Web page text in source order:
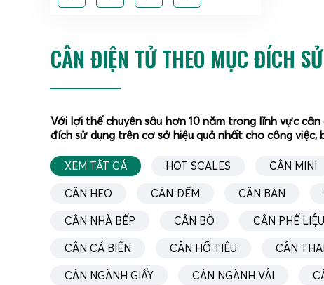
điện,
bộ nhớ
thể
đồng bộ
Trong
CÂN ĐIỆN TỬ THEO MỤC ĐÍCH
Với lợi thế chuyên sâu hơn 10 năm trong lĩnh vực
đích sử dụng trên cơ sở hiệu quả nhất cho công
XEM TẤT CẢ HOT SCALES CÂN MINI
CÂN HEO CÂN ĐẾM CÂN BÀN
CÂN NHÀ BẾP CÂN BÒ CÂN PHẾ LIỆU
CÂN CÁ BIỂN CÂN HỒ TIÊU CÂN
CÂN NGÀNH GIẤY CÂN NGÀNH VẢI